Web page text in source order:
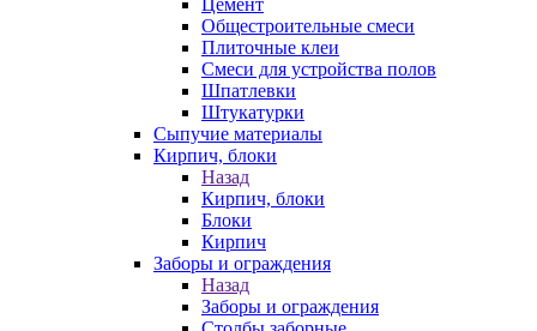
Цемент
Общестроительные смеси
Плиточные клеи
Смеси для устройства полов
Шпатлевки
Штукатурки
Сыпучие материалы
Кирпич, блоки
Назад
Кирпич, блоки
Блоки
Кирпич
Заборы и ограждения
Назад
Заборы и ограждения